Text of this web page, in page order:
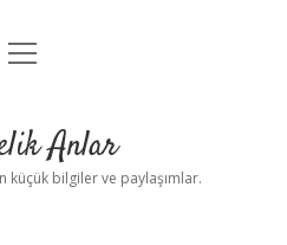
Uyarı
menüyü
Anlar
küçük bilgiler ve paylaşımlar.